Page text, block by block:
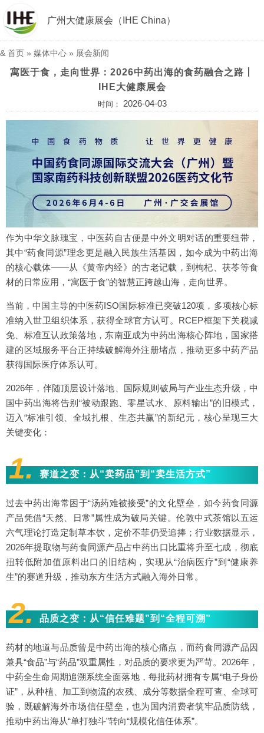
广州大健康展会（IHE China）
& 首页 » 媒体中心 » 展会新闻
寓医于食，走向世界：2026中药出海的食药融合之路丨
IHE大健康展会
时间： 2026-04-03
作为中华文脉瑰宝，中医药自古便是中外文明对话的重要纽带，
其中“药食同源”理念更是融入民族生活基因，如今成为中药出海
的核心载体——从《黄帝内经》的古老记载，到枸杞、茯苓等食
材的日常应用，“寓医于食”的智慧正跨越山海，走向世界。
当前，中国主导的中医药ISO国际标准已突破120项，多项核心标
准纳入世卫组织体系，获得全球官方认可。RCEP框架下关税减
免、标准互认政策落地，东南亚成为中药出海核心阵地，国家搭
建的区域服务平台正持续破解海外注册堵点，推动更多中药产品
获得国际医疗体系认可。
2026年，伴随顶层设计落地、国际规则破局与产业生态升级，中
国中药出海将告别“被动跟跑、零星试水、原料输出”的旧模式，
迈入“标准引领、全域扎根、生态共赢”的新纪元，核心呈现三大
关键变化：
1. 赛道之变：从“卖药品”到“卖生活方式”
过去中药出海常困于“汤药难被接受”的文化壁垒，如今药食同源
产品凭借“天然、日常”属性成为破局关键。伦敦中式茶馆以五运
六气理论打造定制草本饮，定价不菲仍受追捧；行业数据显示，
2026年提取物与药食同源产品占中药出口比重将升至七成，彻底
扭转低附加值原料出口的旧结构，实现从“治病医疗”到“健康养
生”的赛道升级，推动东方生活方式融入海外日常。
2. 品质之变：从“信任难题”到“全程可溯”
药材的地道与品质曾是中药出海的核心痛点，而药食同源产品因
兼具“食品”与“药品”双重属性，对品质的要求更为严苛。2026年，
中药全生命周期追溯系统全面落地，每批药材拥有专属“电子身份
证”，从种植、加工到物流的农残、成分等数据全程可查、全球可
验，既破解海外市场信任壁垒，也为国内消费者筑牢品质防线，
推动中药出海从“单打独斗”转向“规模化信任体系”。